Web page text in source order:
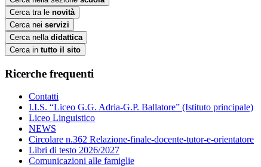
Cerca tra le novità
Cerca nei servizi
Cerca nella didattica
Cerca in tutto il sito
Ricerche frequenti
Contatti
I.I.S. “Liceo G.G. Adria-G.P. Ballatore” (Istituto principale)
Liceo Linguistico
NEWS
Circolare n.362 Relazione-finale-docente-tutor-e-orientatore
Libri di testo 2026/2027
Comunicazioni alle famiglie